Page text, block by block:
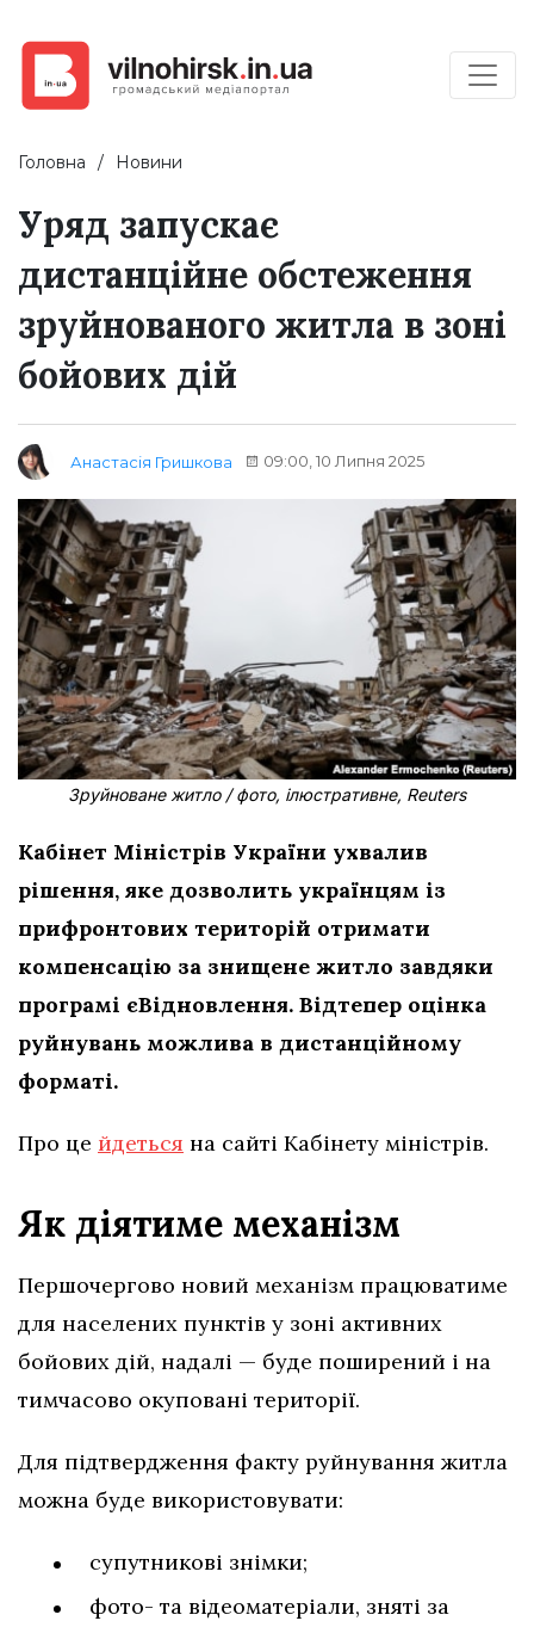
Головна Новини
Уряд запускає
дистанційне обстеження
зруйнованого житла в зоні
бойових дій
Анастасія Гришкова 09:00, 10 Липня 2025
Зруйноване житло / фото, ілюстративне, Reuters
Кабінет Міністрів України ухвалив
рішення, яке дозволить українцям із
прифронтових територій отримати
компенсацію за знищене житло завдяки
програмі єВідновлення. Відтепер оцінка
руйнувань можлива в дистанційному
форматі.
Про це йдеться на сайті Кабінету міністрів.
Як діятиме механізм
Першочергово новий механізм працюватиме
для населених пунктів у зоні активних
бойових дій, надалі — буде поширений і на
тимчасово окуповані території.
Для підтвердження факту руйнування житла
можна буде використовувати:
супутникові знімки;
фото- та відеоматеріали, зняті за